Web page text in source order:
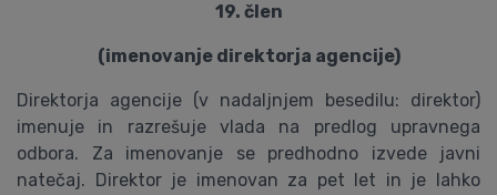
19. člen
(imenovanje direktorja agencije)
Direktorja agencije (v nadaljnjem besedilu: direktor)
imenuje in razrešuje vlada na predlog upravnega
odbora. Za imenovanje se predhodno izvede javni
natečaj. Direktor je imenovan za pet let in je lahko